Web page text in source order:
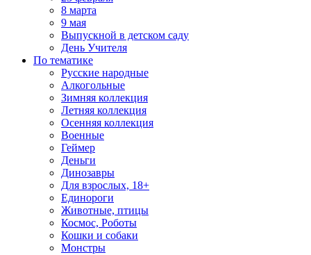
8 марта
9 мая
Выпускной в детском саду
День Учителя
По тематике
Русские народные
Алкогольные
Зимняя коллекция
Летняя коллекция
Осенняя коллекция
Военные
Геймер
Деньги
Динозавры
Для взрослых, 18+
Единороги
Животные, птицы
Космос, Роботы
Кошки и собаки
Монстры